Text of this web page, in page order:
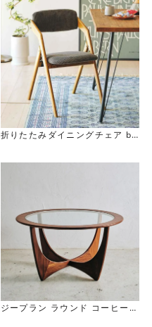
折りたたみダイニングチェア bu
ジープラン ラウンド コーヒーテ